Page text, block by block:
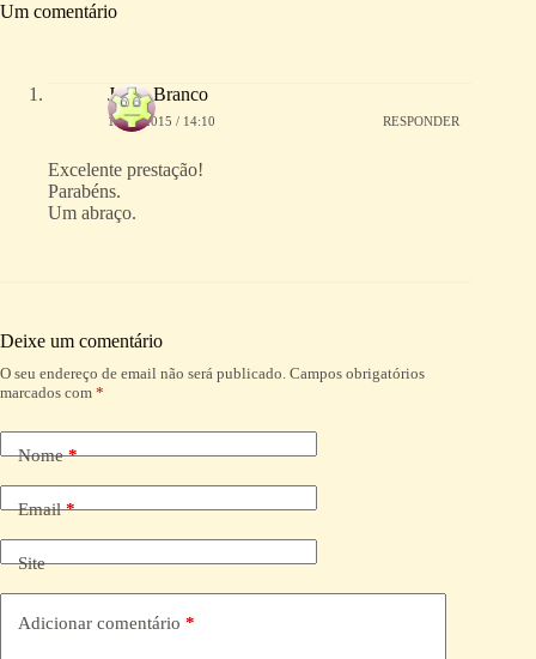
Um comentário
Jorge Branco
17/02/2015 / 14:10 RESPONDER
Excelente prestação!
Parabéns.
Um abraço.
Deixe um comentário
O seu endereço de email não será publicado. Campos obrigatórios
marcados com *
Nome*
Email*
Site
Adicionar comentário *
A
l
r
n
v
e